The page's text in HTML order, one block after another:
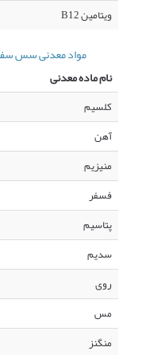
ویتامین B12
مواد معدنی سس
نام ماده معدنی
کلسیم
آهن
منیزیم
فسفر
پتاسیم
سدیم
روی
مس
منگنز